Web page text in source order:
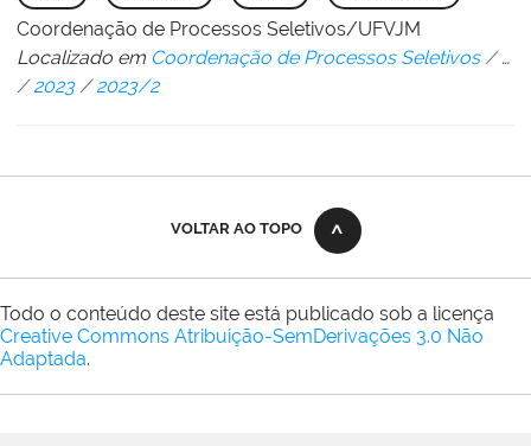
Coordenação de Processos Seletivos/UFVJM
Localizado em Coordenação de Processos Seletivos /…
/2023 /2023/2
VOLTAR AO TOPO
Todo o conteúdo deste site está publicado sob a licença
Creative Commons Atribuição-SemDerivações 3.0 Não
Adaptada.